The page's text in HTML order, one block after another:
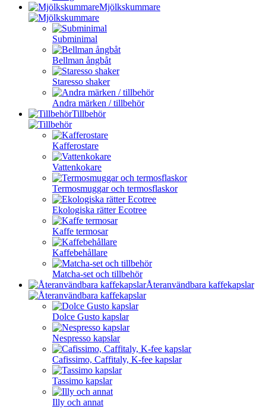
Mjölkskummare
Subminimal
Bellman ångbåt
Staresso shaker
Andra märken / tillbehör
Tillbehör
Kafferostare
Vattenkokare
Termosmuggar och termosflaskor
Ekologiska rätter Ecotree
Kaffe termosar
Kaffebehållare
Matcha-set och tillbehör
Återanvändbara kaffekapslar
Dolce Gusto kapslar
Nespresso kapslar
Cafissimo, Caffitaly, K-fee kapslar
Tassimo kapslar
Illy och annat